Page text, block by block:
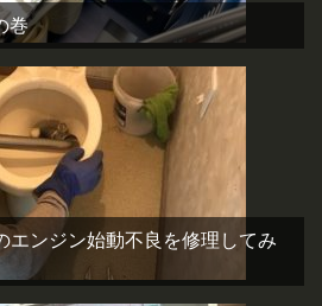
巻
エンジン始動不良を修理してみ